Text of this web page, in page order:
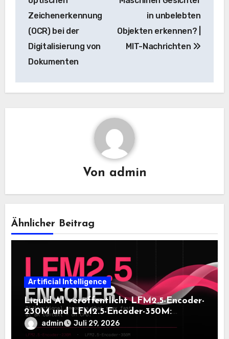
Zeichenerkennung
(OCR) bei der
Digitalisierung von
Dokumenten
in unbelebten
Objekten erkennen? |
MIT-Nachrichten
Von admin
Ähnlicher Beitrag
Artificial Intelligence
Liquid AI veröffentlicht LFM2.5-Encoder-
230M und LFM2.5-Encoder-350M:
Bidirektionale Encoder, die bei 8K-
Kontext auf der CPU schnell bleiben
admin Juli 29, 2026